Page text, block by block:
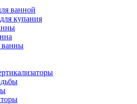
ванной
купания
ванны